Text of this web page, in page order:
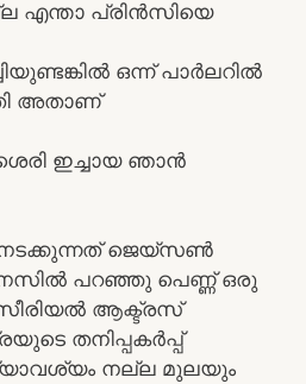
പ്രിൻസിയെ
ഒന്ന് പാർലറിൽ
അതാണ്
ഇച്ചായ ഞാൻ
നടക്കുന്നത് ജെയ്സൺ
പറഞ്ഞു പെണ്ണ് ഒരു
സീരിയൽ ആക്ട്രസ്
തനിപ്പകർപ്പ്
നല്ല മുലയും